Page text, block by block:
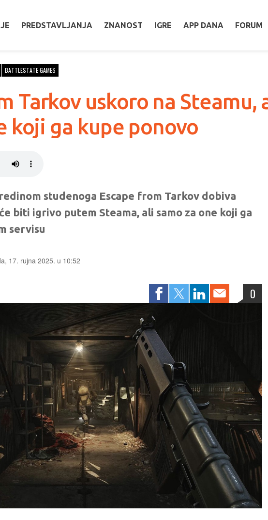
PREDSTAVLJANJA ZNANOST IGRE APP DANA FORUM
BATTLESTATE GAMES
Tarkov uskoro na Steamu,
koji ga kupe ponovo
studenoga Escape from Tarkov dobiva
biti igrivo putem Steama, ali samo za one koji ga
servisu
17. rujna 2025. u 10:52
0